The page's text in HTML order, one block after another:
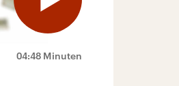
04:48 Minuten